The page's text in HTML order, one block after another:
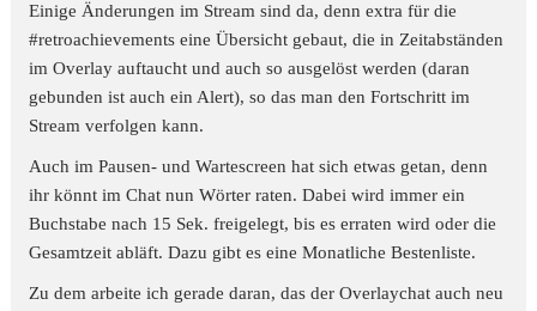
Einige Änderungen im Stream sind da, denn extra für die
#retroachievements eine Übersicht gebaut, die in Zeitabständen
im Overlay auftaucht und auch so ausgelöst werden (daran
gebunden ist auch ein Alert), so das man den Fortschritt im
Stream verfolgen kann.
Auch im Pausen- und Wartescreen hat sich etwas getan, denn
ihr könnt im Chat nun Wörter raten. Dabei wird immer ein
Buchstabe nach 15 Sek. freigelegt, bis es erraten wird oder die
Gesamtzeit abläft. Dazu gibt es eine Monatliche Bestenliste.
Zu dem arbeite ich gerade daran, das der Overlaychat auch neu